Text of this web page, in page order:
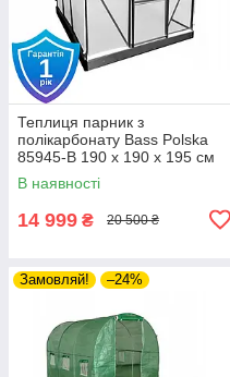
Теплиця парник з
полікарбонату Bass Polska
85945-B 190 х 190 х 195 см
алюмінієвий чорний каркас
В наявності
14 999 ₴ 20 500 ₴
Замовляй! –24%